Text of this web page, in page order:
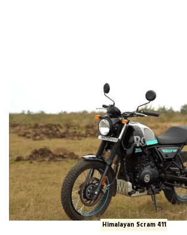
Himalayan Scram 411